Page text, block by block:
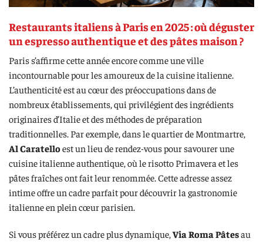
Restaurants italiens à Paris en 2025 : où déguster
un espresso authentique et des pâtes maison ?
Paris s’affirme cette année encore comme une ville
incontournable pour les amoureux de la cuisine italienne.
L’authenticité est au cœur des préoccupations dans de
nombreux établissements, qui privilégient des ingrédients
originaires d’Italie et des méthodes de préparation
traditionnelles. Par exemple, dans le quartier de Montmartre,
Al Caratelloest un lieu de rendez-vous pour savourer une
cuisine italienne authentique, où le risotto Primavera et les
pâtes fraîches ont fait leur renommée. Cette adresse assez
intime offre un cadre parfait pour découvrir la gastronomie
italienne en plein cœur parisien.
Si vous préférez un cadre plus dynamique,Via Roma Pâtesau